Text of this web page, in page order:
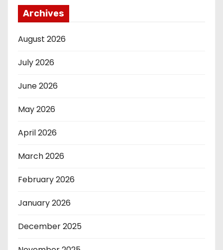
Archives
August 2026
July 2026
June 2026
May 2026
April 2026
March 2026
February 2026
January 2026
December 2025